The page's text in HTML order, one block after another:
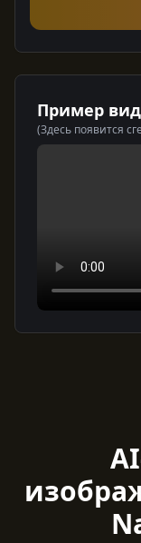
Пример
(Здесь появится